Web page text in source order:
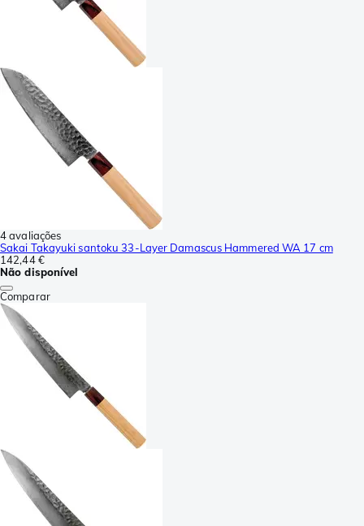
4 avaliações
Sakai Takayuki santoku 33-Layer Damascus Hammered WA 17 cm
142,44 €
Não disponível
Comparar